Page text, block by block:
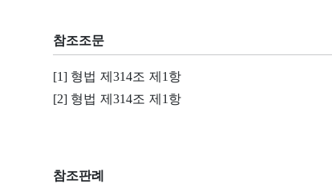
참조조문
[1] 형법 제314조 제1항
[2] 형법 제314조 제1항
참조판례